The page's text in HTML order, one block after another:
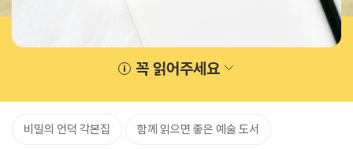
꼭 읽어주세요
비밀의 언덕 각본집 함께 읽으면 좋은 예술 도서